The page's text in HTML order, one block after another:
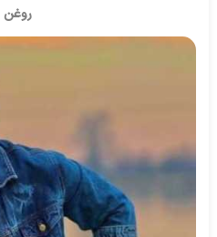
روغن